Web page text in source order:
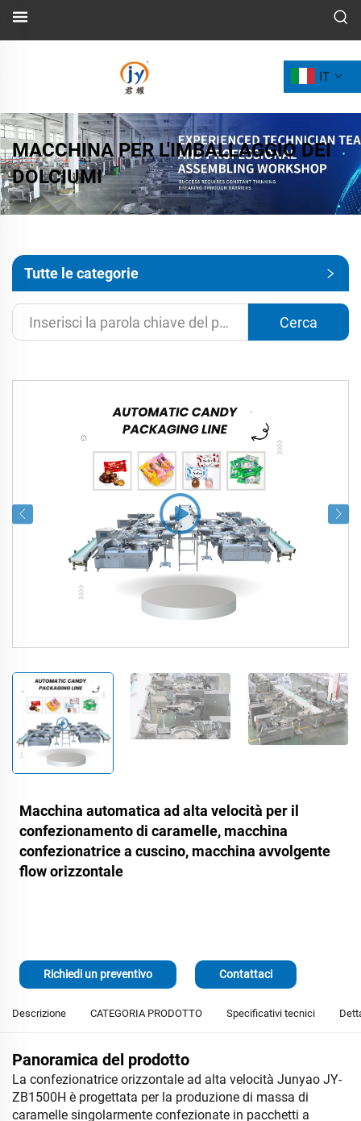
IT
MACCHINA PER L'IMBALLAGGIO DEI
DOLCIUMI
Tutte le categorie
Cerca
Macchina automatica ad alta velocità per il
confezionamento di caramelle, macchina
confezionatrice a cuscino, macchina avvolgente
flow orizzontale
Richiedi un preventivo Contattaci
Descrizione CATEGORIA PRODOTTO Specificativi tecnici
Panoramica del prodotto
La confezionatrice orizzontale ad alta velocità Junyao JY-
ZB1500H è progettata per la produzione di massa di
caramelle singolarmente confezionate in pacchetti a